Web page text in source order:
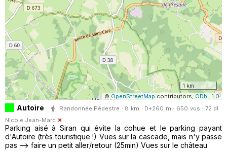
1 km
© OpenStreetMap contributors, ODbL 1.0
Autoire
Randonnée Pédestre · 8 km · D+260 m · 650 vus · 72 dl ·
Nicole.Jean-Marc
Parking aisé à Siran qui évite la cohue et le parking payant
d'Autoire (très touristique !) Vues sur la cascade, mais n'y passe
pas --> faire un petit aller/retour (25min) Vues sur le château